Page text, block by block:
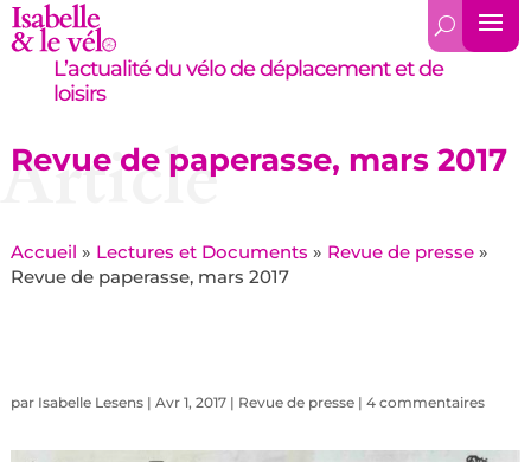
L’actualité du vélo de déplacement et de
loisirs
Revue de paperasse, mars 2017
Article
Accueil » Lectures et Documents » Revue de presse»
Revue de paperasse, mars 2017
par Isabelle Lesens| Avr 1, 2017| Revue de presse| 4 commentaires